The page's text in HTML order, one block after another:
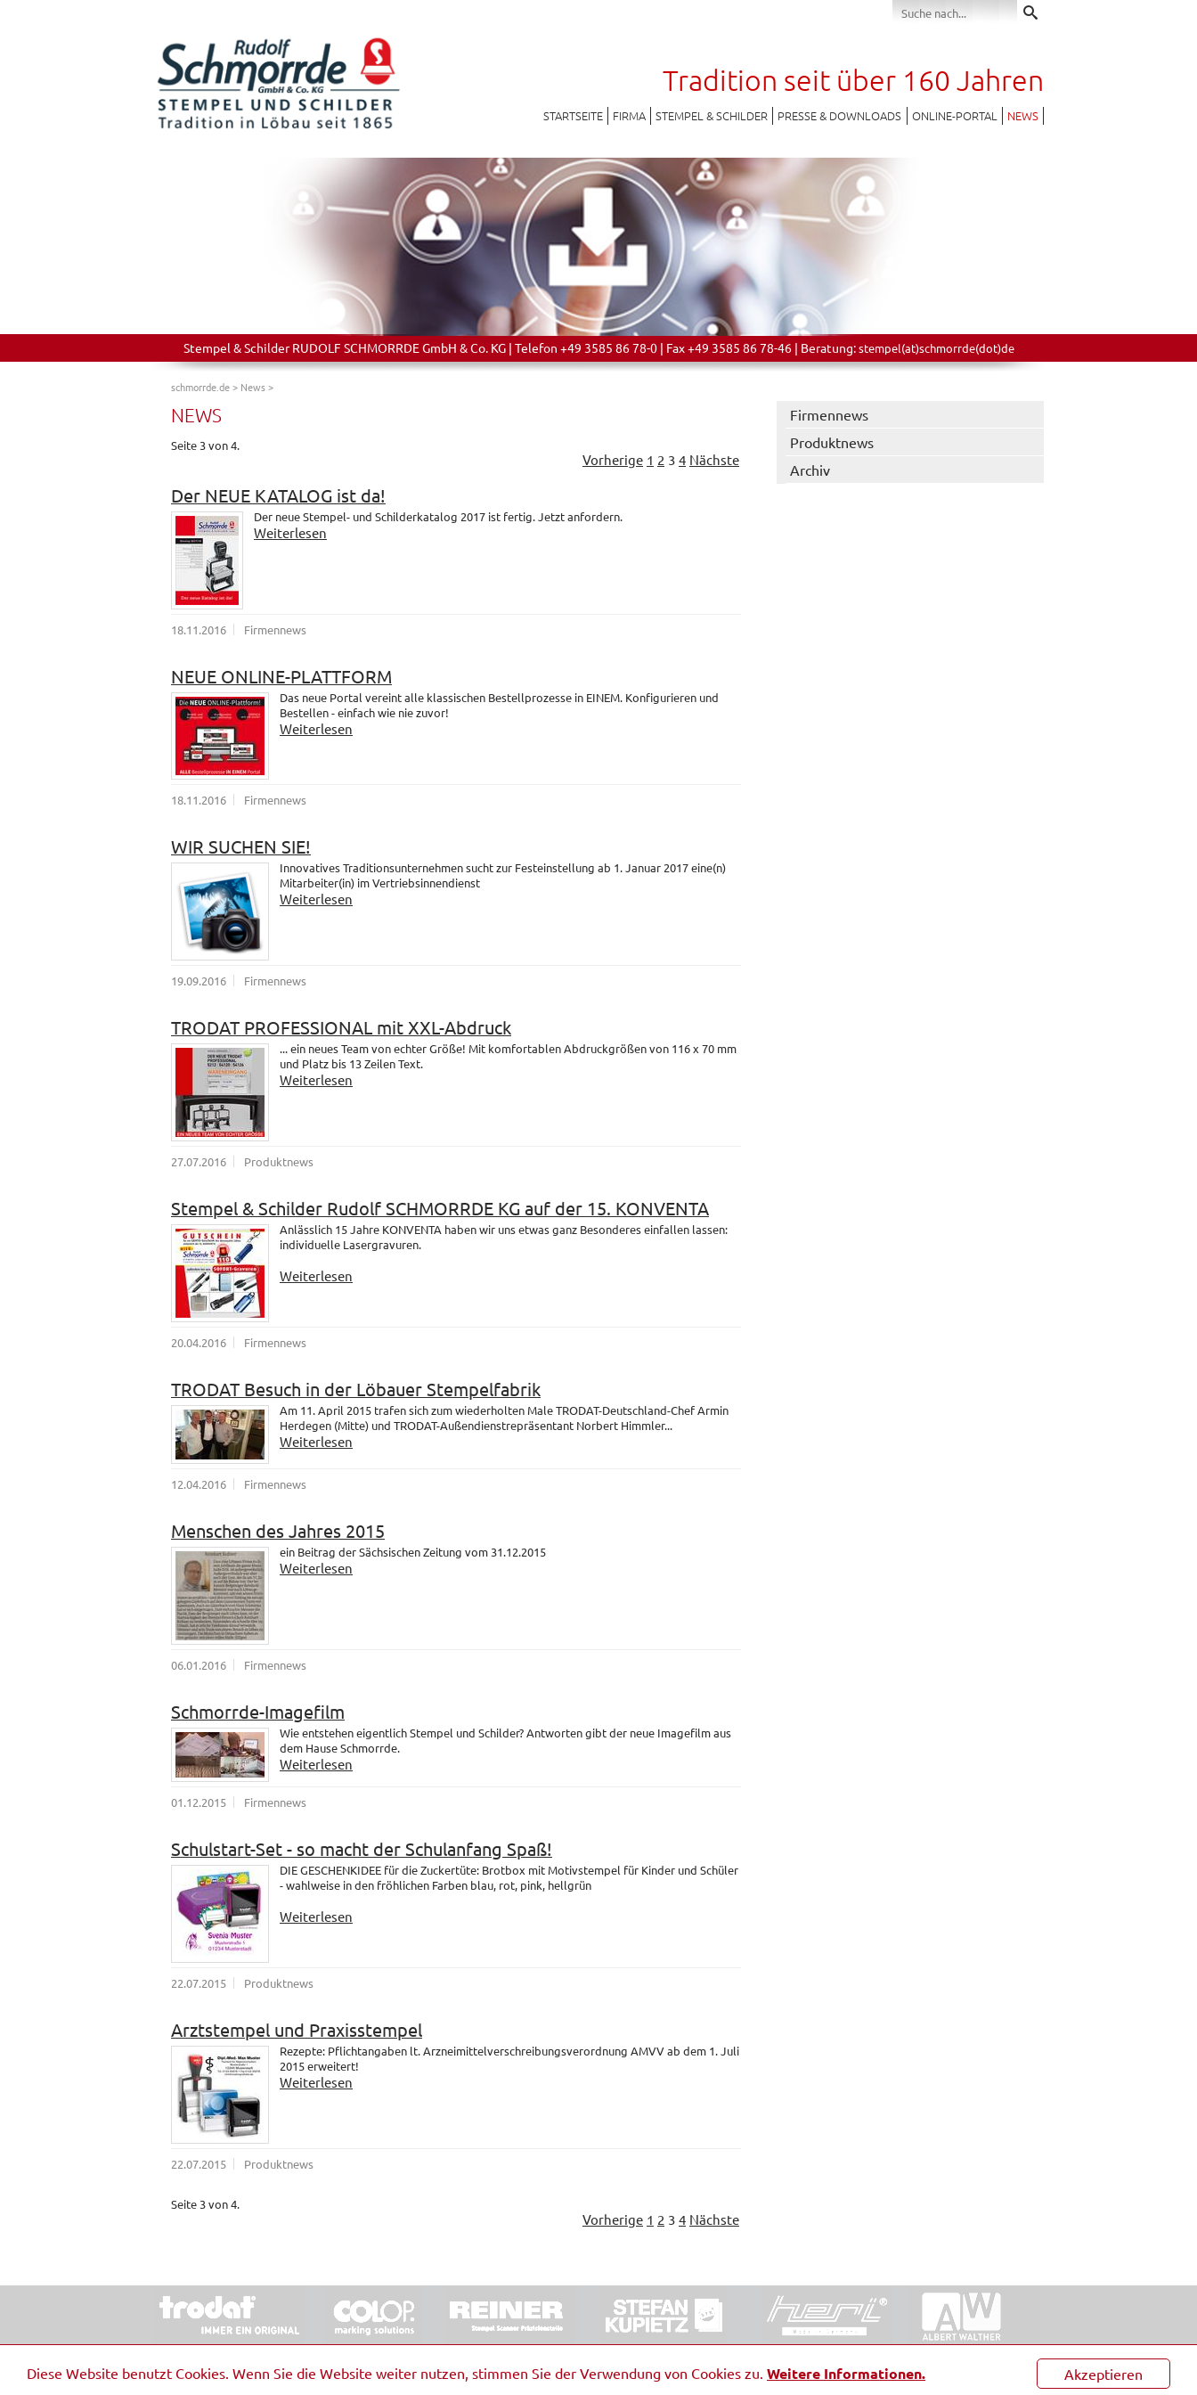
Akzeptieren
Diese Website benutzt Cookies. Wenn Sie die Website weiter nutzen, stimmen Sie der Verwendung von Cookies zu. Weitere Informationen.
Tradition seit über 160 Jahren
STARTSEITE FIRMA STEMPEL & SCHILDER PRESSE & DOWNLOADS ONLINE-PORTAL NEWS
Stempel & Schilder RUDOLF SCHMORRDE GmbH & Co. KG | Telefon +49 3585 86 78-0 | Fax +49 3585 86 78-46 | Beratung:stempel(at)schmorrde(dot)de
schmorrde.de> News>
NEWS
Seite 3 von 4.
Vorherige 1 2 3 4 Nächste
Der NEUE KATALOG ist da!
Der neue Stempel- und Schilderkatalog 2017 ist fertig. Jetzt anfordern.
Weiterlesen
18.11.2016 Firmennews
NEUE ONLINE-PLATTFORM
Das neue Portal vereint alle klassischen Bestellprozesse in EINEM. Konfigurieren und
Bestellen - einfach wie nie zuvor!
Weiterlesen
18.11.2016 Firmennews
WIR SUCHEN SIE!
Innovatives Traditionsunternehmen sucht zur Festeinstellung ab 1. Januar 2017 eine(n)
Mitarbeiter(in) im Vertriebsinnendienst
Weiterlesen
19.09.2016 Firmennews
TRODAT PROFESSIONAL mit XXL-Abdruck
... ein neues Team von echter Größe! Mit komfortablen Abdruckgrößen von 116 x 70 mm
und Platz bis 13 Zeilen Text.
Weiterlesen
27.07.2016 Produktnews
Stempel & Schilder Rudolf SCHMORRDE KG auf der 15. KONVENTA
Anlässlich 15 Jahre KONVENTA haben wir uns etwas ganz Besonderes einfallen lassen:
individuelle Lasergravuren.
Weiterlesen
20.04.2016 Firmennews
TRODAT Besuch in der Löbauer Stempelfabrik
Am 11. April 2015 trafen sich zum wiederholten Male TRODAT-Deutschland-Chef Armin
Herdegen (Mitte) und TRODAT-Außendienstrepräsentant Norbert Himmler...
Weiterlesen
12.04.2016 Firmennews
Menschen des Jahres 2015
ein Beitrag der Sächsischen Zeitung vom 31.12.2015
Weiterlesen
06.01.2016 Firmennews
Schmorrde-Imagefilm
Wie entstehen eigentlich Stempel und Schilder? Antworten gibt der neue Imagefilm aus
dem Hause Schmorrde.
Weiterlesen
01.12.2015 Firmennews
Schulstart-Set - so macht der Schulanfang Spaß!
DIE GESCHENKIDEE für die Zuckertüte: Brotbox mit Motivstempel für Kinder und Schüler
- wahlweise in den fröhlichen Farben blau, rot, pink, hellgrün
Weiterlesen
22.07.2015 Produktnews
Arztstempel und Praxisstempel
Rezepte: Pflichtangaben lt. Arzneimittelverschreibungsverordnung AMVV ab dem 1. Juli
2015 erweitert!
Weiterlesen
22.07.2015 Produktnews
Seite 3 von 4.
Vorherige 1 2 3 4 Nächste
Firmennews
Produktnews
Archiv
© 2026 Stempel & Schilder RUDOLF SCHMORRDE GmbH & Co. KG Impressum Barrierefreiheit Kontakt Datenschutz